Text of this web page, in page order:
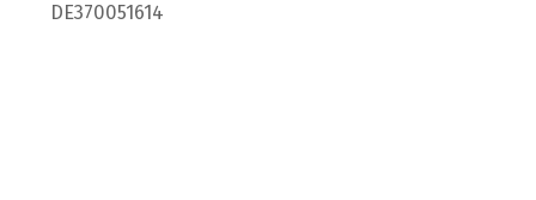
DE370051614